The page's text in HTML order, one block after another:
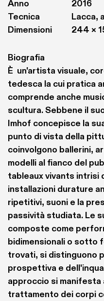
Anno
2016
Tecnica
Lacca,
Dimensioni
244 ×
Biografia
È  un'artista visuale,
tedesca la cui pratica
comprende anche
scultura. Sebbene il
Imhof concepisce la
punto di vista della
coinvolgono ballerini,
modelli al fianco del
tableaux vivants intrisi
installazioni durature
ripetitivi, suoni e la
passività studiata. Le
composte come
bidimensionali o sotto
trovati, si distinguono
prospettiva e
approccio si manifesta
trattamento dei corpi